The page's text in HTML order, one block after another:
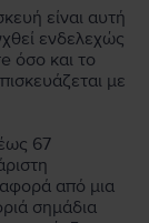
είναι αυτή
ενδελεχώς
όσο και το
με
67
από μια
σημάδια